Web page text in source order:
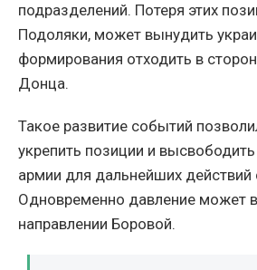
подразделений. Потеря этих
Подоляки, может вынудить
формирования отходить в
Донца.
Такое развитие событий
укрепить позиции и
армии для дальнейших действий
Одновременно давление может
направлении Боровой.